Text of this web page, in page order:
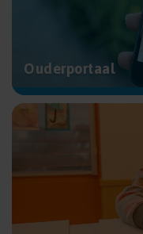
Ouderportaal